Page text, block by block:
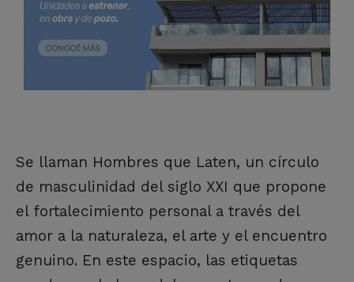
Se llaman Hombres que Laten, un círculo
de masculinidad del siglo XXI que propone
el fortalecimiento personal a través del
amor a la naturaleza, el arte y el encuentro
genuino. En este espacio, las etiquetas